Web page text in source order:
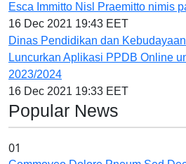
Esca Immitto Nisl Praemitto nimis
16 Dec 2021 19:43 EET
Dinas Pendidikan dan
Luncurkan Aplikasi PPDB Online
2023/2024
16 Dec 2021 19:33 EET
Popular News
01